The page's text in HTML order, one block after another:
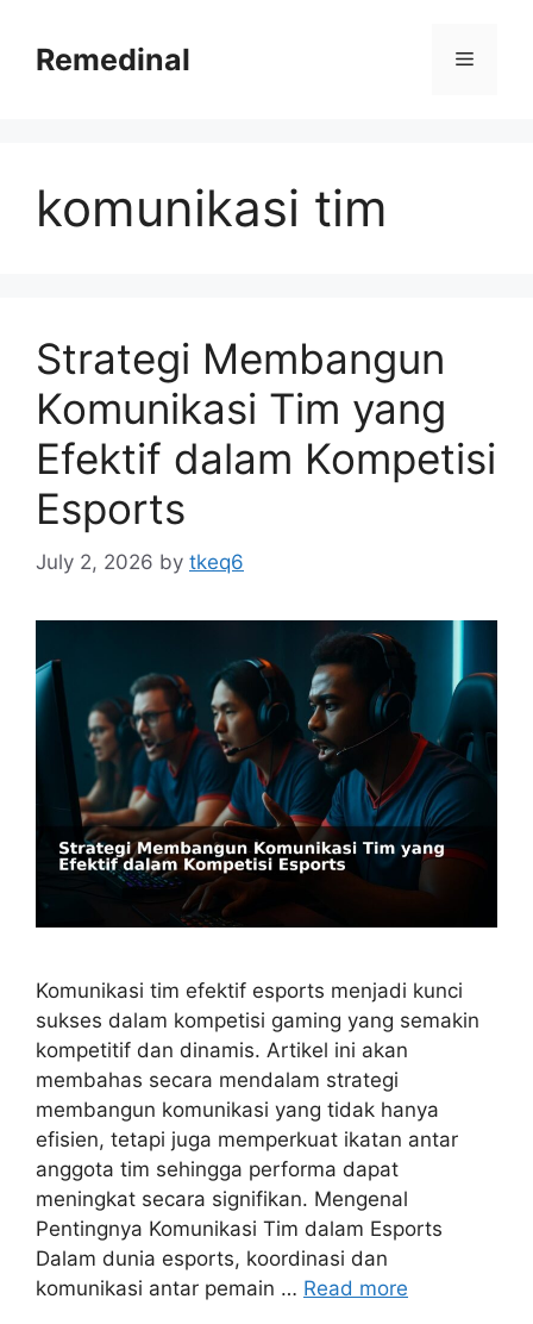
contentRemedinal Menu
komunikasi tim
Strategi Membangun
Komunikasi Tim yang
Efektif dalam Kompetisi
Esports
July 2, 2026 by tkeq6
Komunikasi tim efektif esports menjadi kunci
sukses dalam kompetisi gaming yang semakin
kompetitif dan dinamis. Artikel ini akan
membahas secara mendalam strategi
membangun komunikasi yang tidak hanya
efisien, tetapi juga memperkuat ikatan antar
anggota tim sehingga performa dapat
meningkat secara signifikan. Mengenal
Pentingnya Komunikasi Tim dalam Esports
Dalam dunia esports, koordinasi dan
komunikasi antar pemain … Read more